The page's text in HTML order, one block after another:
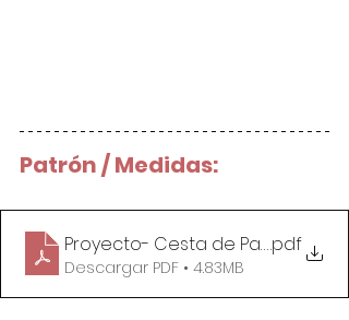
Patrón / Medidas:
Proyecto- Cesta de Patchwork
.pdf
Descargar PDF • 4.83MB